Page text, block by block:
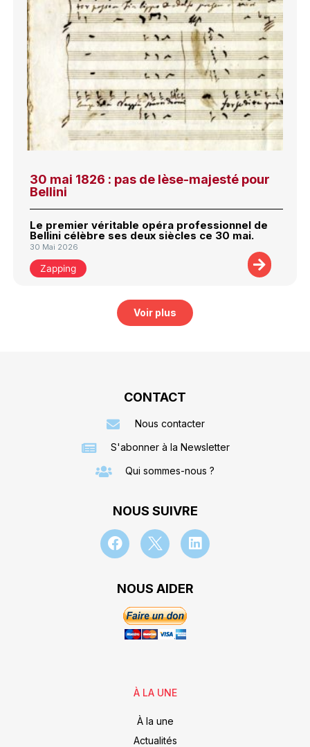
30 mai 1826 : pas de lèse-majesté pour
Bellini
Le premier véritable opéra professionnel de
Bellini célèbre ses deux siècles ce 30 mai.
30 Mai 2026
Zapping
Voir plus
CONTACT
Nous contacter
S'abonner à la Newsletter
Qui sommes-nous ?
NOUS SUIVRE
NOUS AIDER
À LA UNE
À la une
Actualités